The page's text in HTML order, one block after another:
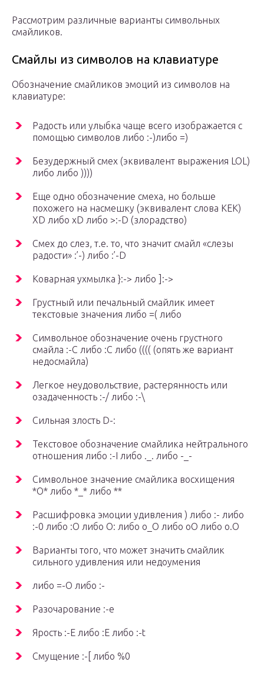
Рассмотрим различные варианты символьных
смайликов.
Смайлы из символов на клавиатуре
Обозначение смайликов эмоций из символов на
клавиатуре:
Радость или улыбка чаще всего изображается с
помощью символов либо :-)либо =)
Безудержный смех (эквивалент выражения LOL)
либо либо ))))
Еще одно обозначение смеха, но больше
похожего на насмешку (эквивалент слова КЕК)
XD либо xD либо >:-D (злорадство)
Смех до слез, т.е. то, что значит смайл «слезы
радости» :’-) либо :’-D
Коварная ухмылка }:-> либо ]:->
Грустный или печальный смайлик имеет
текстовые значения либо =( либо
Символьное обозначение очень грустного
смайла :-C либо :C либо (((( (опять же вариант
недосмайла)
Легкое неудовольствие, растерянность или
озадаченность :-/ либо :-\
Сильная злость D-:
Текстовое обозначение смайлика нейтрального
отношения либо :-I либо ._. либо -_-
Символьное значение смайлика восхищения
*О* либо *_* либо **
Расшифровка эмоции удивления ) либо :- либо
:-0 либо :O либо O: либо о_О либо oO либо o.O
Варианты того, что может значить смайлик
сильного удивления или недоумения
либо =-O либо :-
Разочарование :-e
Ярость :-E либо :E либо :-t
Смущение :-[ либо %0